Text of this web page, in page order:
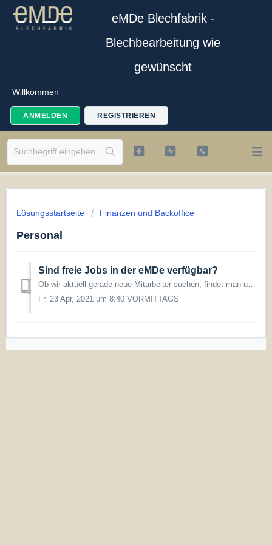
eMDe Blechfabrik -
Blechbearbeitung wie
gewünscht
Willkommen
ANMELDEN REGISTRIEREN
Lösungsstartseite Finanzen und Backoffice
Personal
Sind freie Jobs in der eMDe verfügbar?
Ob wir aktuell gerade neue Mitarbeiter suchen, findet man unter folgendem Link: https://www.emde-blechfabrik.ch/unternehmen/jobs
Fr, 23 Apr, 2021 um 8:40 VORMITTAGS